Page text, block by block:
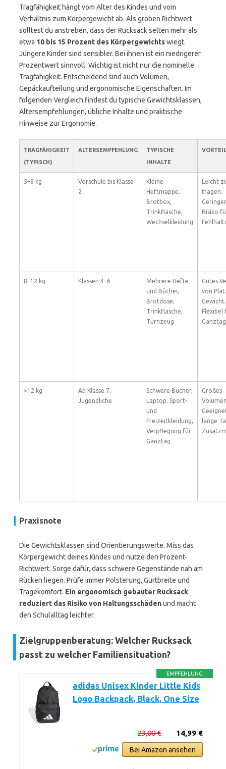
Tragfähigkeit hängt vom Alter des Kindes und vom
Verhältnis zum Körpergewicht ab. Als groben Richtwert
solltest du anstreben, dass der Rucksack selten mehr als
etwa 10 bis 15 Prozent des Körpergewichtswiegt.
Jüngere Kinder sind sensibler. Bei ihnen ist ein niedrigerer
Prozentwert sinnvoll. Wichtig ist nicht nur die nominelle
Tragfähigkeit. Entscheidend sind auch Volumen,
Gepäckaufteilung und ergonomische Eigenschaften. Im
folgenden Vergleich findest du typische Gewichtsklassen,
Altersempfehlungen, übliche Inhalte und praktische
Hinweise zur Ergonomie.
TRAGFÄHIGKEIT
(TYPISCH)
ALTERSEMPFEHLUNG
TYPISCHE
INHALTE
5–8 kg
Vorschule bis Klasse
2
Kleine
Heftmappe,
Brotbox,
Trinkflasche,
Wechselkleidung
Leicht
tragen.
Risiko
8–12 kg Klassen 3–6
Mehrere Hefte
und Bücher,
Brotdose,
Trinkflasche,
Turnzeug
Gutes
von
Gewicht.
Flexibel
>12 kg
Ab Klasse 7,
Jugendliche
Schwere Bücher,
Laptop, Sport-
und
Freizeitkleidung,
Verpflegung für
Ganztag
Großes
lange
Praxisnote
Die Gewichtsklassen sind Orientierungswerte. Miss das
Körpergewicht deines Kindes und nutze den Prozent-
Richtwert. Sorge dafür, dass schwere Gegenstände nah am
Rücken liegen. Prüfe immer Polsterung, Gurtbreite und
Tragekomfort. Ein ergonomisch gebauter Rucksack
reduziert das Risiko von Haltungsschädenund macht
den Schulalltag leichter.
Zielgruppenberatung: Welcher Rucksack
passt zu welcher Familiensituation?
EMPFEHLUNG
adidas Unisex Kinder Little Kids
Logo Backpack, Black, One Size
14,99 €
23,00 €
Bei Amazon ansehen